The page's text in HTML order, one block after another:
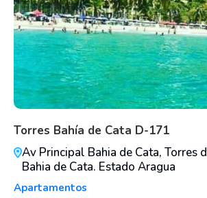
Torres Bahía de Cata D-171
Av Principal Bahia de Cata, Torres
Bahia de Cata. Estado Aragua
Apartamentos